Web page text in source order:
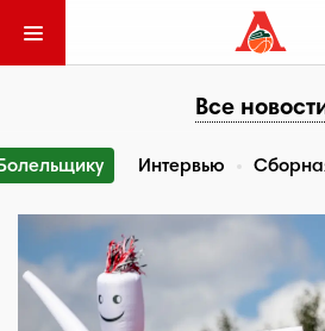
Все
Интервью